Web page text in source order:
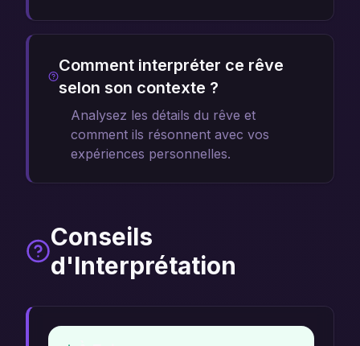
Comment interpréter ce rêve
selon son contexte ?
Analysez les détails du rêve et
comment ils résonnent avec vos
expériences personnelles.
Conseils
d'Interprétation